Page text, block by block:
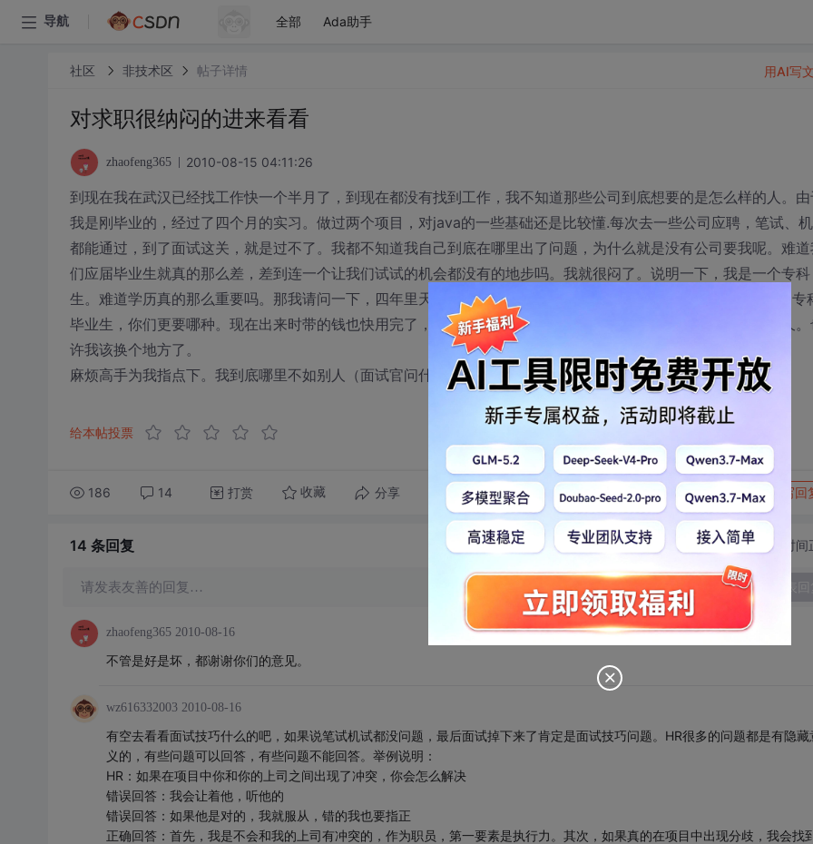
导航 全部 Ada助手
社区 非技术区 帖子详情
对求职很纳闷的进来看看
zhaofeng365 2010-08-15 04:11:26
到现在我在武汉已经找工作快一个半月了，到现在都没有找到工作，我不知道那些公司到底想要的是怎么样的人。由
我是刚毕业的，经过了四个月的实习。做过两个项目，对java的一些基础还是比较懂.每次去一些公司应聘，笔试、
都能通过，到了面试这关，就是过不了。我都不知道我自己到底在哪里出了问题，为什么就是没有公司要我呢。难道
们应届毕业生就真的那么差，差到连一个让我们试试的机会都没有的地步吗。我就很闷了。说明一下，我是一个专科
生。难道学历真的那么重要吗。那我请问一下，四年里天天呆在寝室玩DOTA一类本科毕业的和一个经常搞学习的专
毕业生，你们更要哪种。现在出来时带的钱也快用完了，工作也没找到。我不知道这样找工作的日子还要持续多久。
许我该换个地方了。
麻烦高手为我指点下。我到底哪里不如别人（面试官问什么，我都能一一说出来）。
给本帖投票
186 14 打赏 收藏 分享 转发到动态 举报 写回
用AI写
14 条回复 切换为时间
请发表友善的回复…
zhaofeng365 2010-08-16
不管是好是坏，都谢谢你们的意见。
wz616332003 2010-08-16
有空去看看面试技巧什么的吧，如果说笔试机试都没问题，最后面试掉下来了肯定是面试技巧问题。HR很多的问题都是有隐藏
义的，有些问题可以回答，有些问题不能回答。举例说明：
HR：如果在项目中你和你的上司之间出现了冲突，你会怎么解决
错误回答：我会让着他，听他的
错误回答：如果他是对的，我就服从，错的我也要指正
正确回答：首先，我是不会和我的上司有冲突的，作为职员，第一要素是执行力。其次，如果真的在项目中出现分歧，我会找